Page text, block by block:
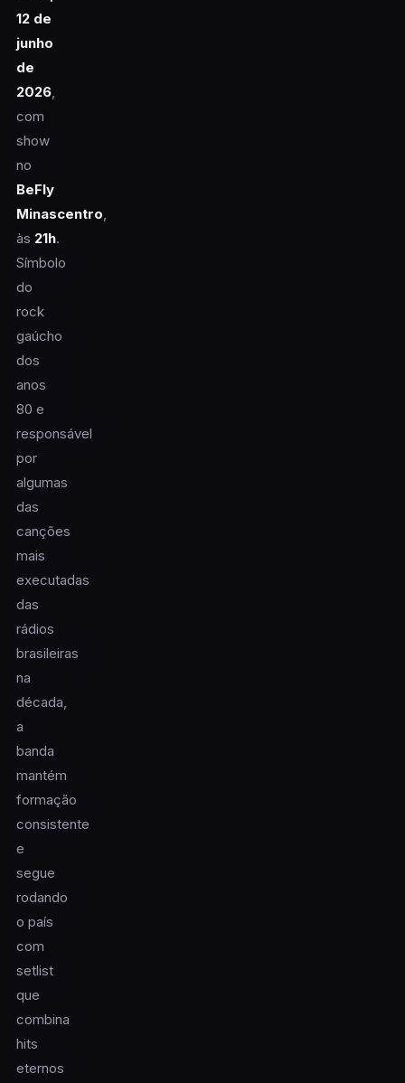
12 de
junho
de
2026,
com
show
no
BeFly
Minascentro,
às 21h.
Símbolo
do
rock
gaúcho
dos
anos
80 e
responsável
por
algumas
das
canções
mais
executadas
das
rádios
brasileiras
na
década,
a
banda
mantém
formação
consistente
e
segue
rodando
o país
com
setlist
que
combina
hits
eternos